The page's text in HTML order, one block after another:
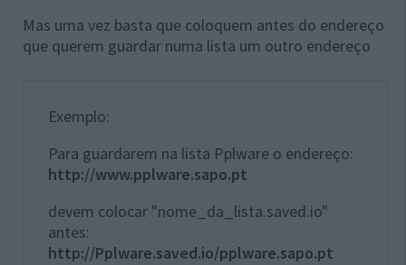
Mas uma vez basta que coloquem antes do endereço
que querem guardar numa lista um outro endereço
Exemplo:
Para guardarem na lista Pplware o endereço:
http://www.pplware.sapo.pt
devem colocar "nome_da_lista.saved.io"
antes:
http://Pplware.saved.io/pplware.sapo.pt